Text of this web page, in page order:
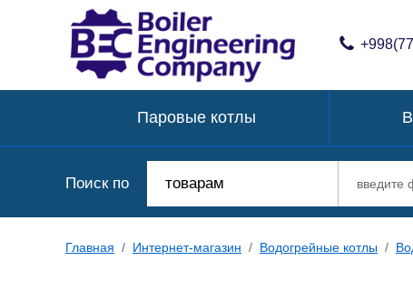
Паровые котлы
Поиск по товарам
Главная / Интернет-магазин / Водогрейные котлы /